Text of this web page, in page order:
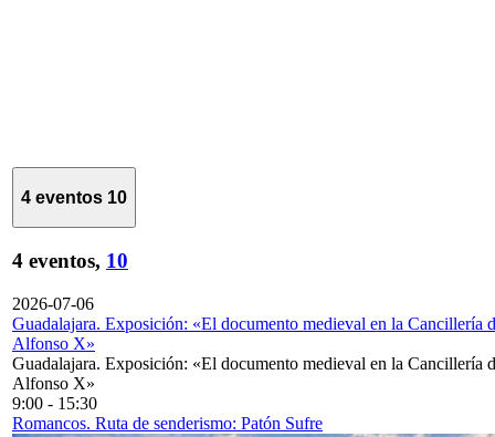
4 eventos 10
4 eventos, 10
2026-07-06
Guadalajara. Exposición: «El documento medieval en la Cancillería
Alfonso X»
Guadalajara. Exposición: «El documento medieval en la Cancillería
Alfonso X»
9:00 - 15:30
Romancos. Ruta de senderismo: Patón Sufre